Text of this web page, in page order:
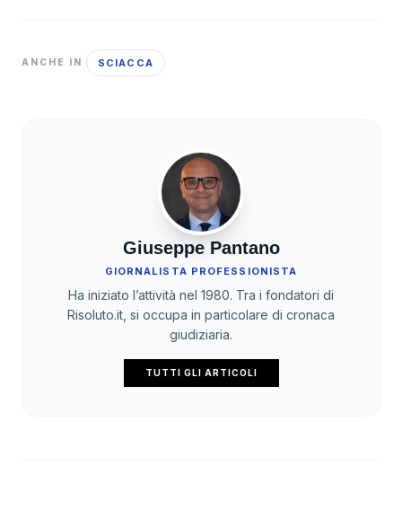
ANCHE IN SCIACCA
Giuseppe Pantano
GIORNALISTA PROFESSIONISTA
Ha iniziato l’attività nel 1980. Tra i fondatori di
Risoluto.it, si occupa in particolare di cronaca
giudiziaria.
TUTTI GLI ARTICOLI